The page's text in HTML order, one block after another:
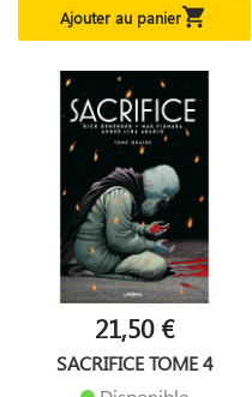
Ajouter au panier
21,50 €
SACRIFICE TOME 4